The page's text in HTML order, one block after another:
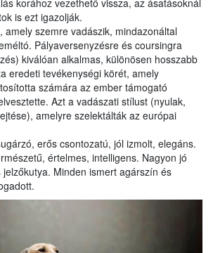
is ezt igazolják.
amely szemre vadászik, mindazonáltal
Pályaversenyzésre és coursingra
kiválóan alkalmas, különösen hosszabb
eredeti tevékenységi körét, amely
számára az ember támogató
Azt a vadászati stílust (nyulak,
amelyre szelektálták az európai
erős csontozatú, jól izmolt, elegáns.
értelmes, intelligens. Nagyon jó
Minden ismert agárszín és